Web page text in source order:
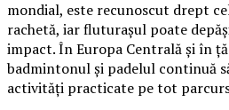
mondial, este recunoscut drept
rachetă, iar fluturașul poate
impact. În Europa Centrală și în
badmintonul și padelul continuă
activități practicate pe tot